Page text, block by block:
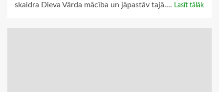
skaidra Dieva Vārda mācība un jāpastāv tajā.... Lasīt tālāk